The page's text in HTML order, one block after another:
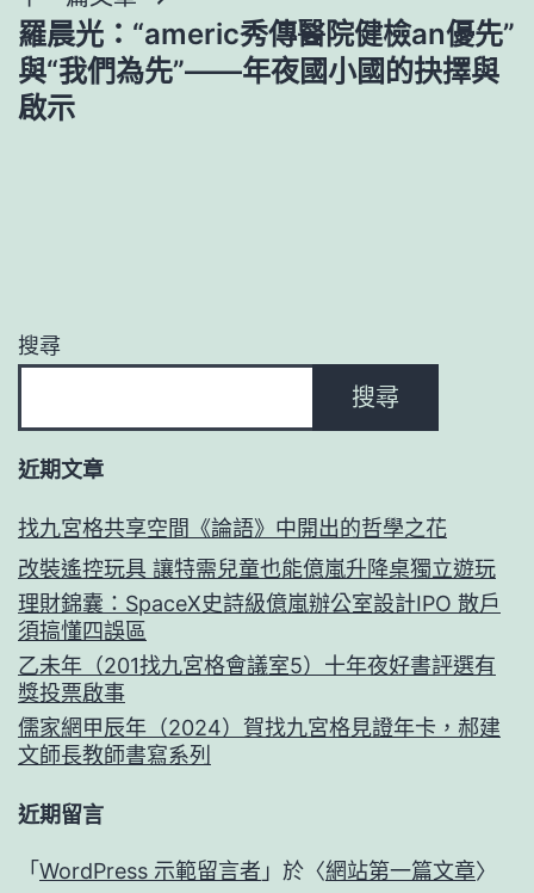
羅晨光：“americ秀傳醫院健檢an優先”
與“我們為先”——年夜國小國的抉擇與
啟示
搜尋
搜尋
近期文章
找九宮格共享空間《論語》中開出的哲學之花
改裝遙控玩具 讓特需兒童也能億嵐升降桌獨立遊玩
理財錦囊：SpaceX史詩級億嵐辦公室設計IPO 散戶
須搞懂四誤區
乙未年（201找九宮格會議室5）十年夜好書評選有
獎投票啟事
儒家網甲辰年（2024）賀找九宮格見證年卡，郝建
文師長教師書寫系列
近期留言
「 WordPress 示範留言者 」於〈網站第一篇文章〉